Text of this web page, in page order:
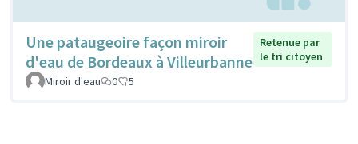
Une pataugeoire façon miroir
d'eau de Bordeaux à Villeurbanne
Retenue par
le tri citoyen
Miroir d'eau
0 5